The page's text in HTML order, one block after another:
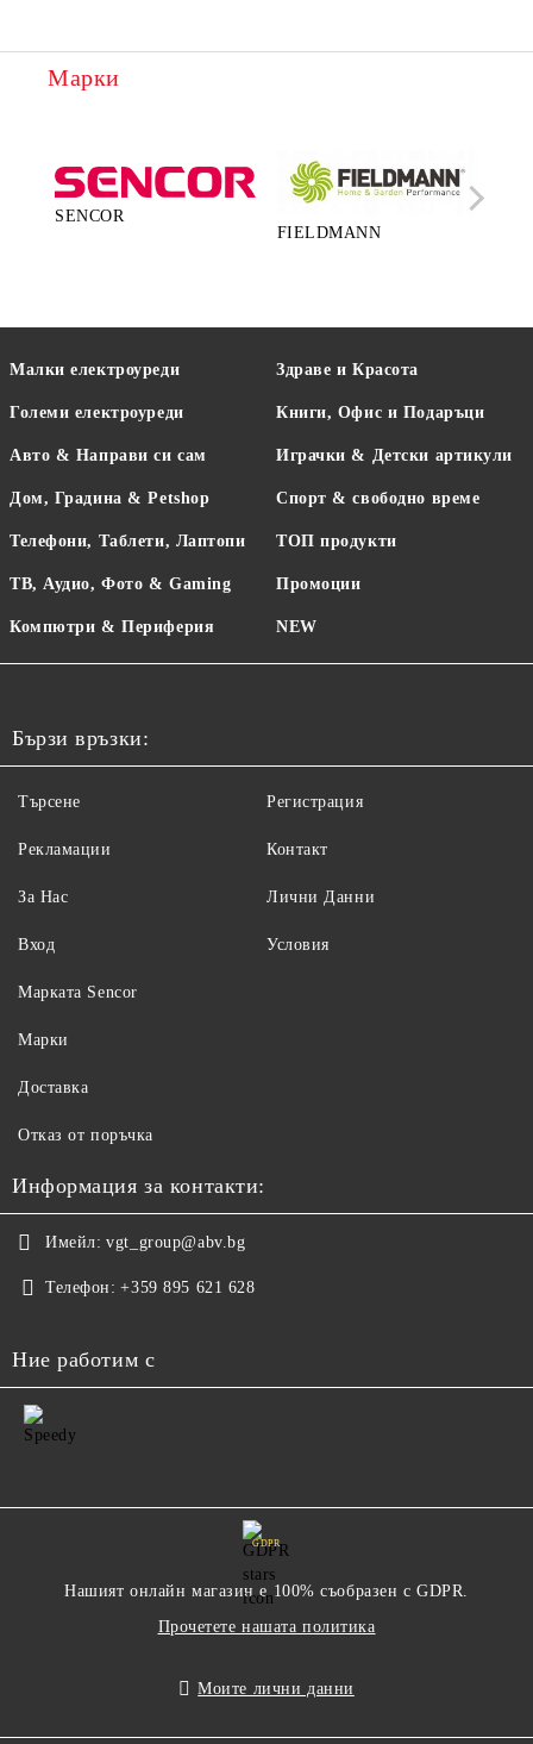
Марки
SENCOR
FIELDMANN
Малки електроуреди
Големи електроуреди
Авто & Направи си сам
Дом, Градина & Petshop
Телефони, Таблети, Лаптопи
ТВ, Аудио, Фото & Gaming
Компютри & Периферия
Здраве и Красота
Книги, Офис и Подаръци
Играчки & Детски артикули
Спорт & свободно време
ТОП продукти
Промоции
NEW
Бързи връзки:
Търсене
Рекламации
За Нас
Вход
Регистрация
Контакт
Лични Данни
Условия
Maрката Sencor
Марки
Доставка
Отказ от поръчка
Информация за контакти:
Имейл: vgt_group@abv.bg
Телефон: +359 895 621 628
Ние работим с
GDPR
Нашият онлайн магазин е 100% съобразен с GDPR.
Прочетете нашата политика
Моите лични данни